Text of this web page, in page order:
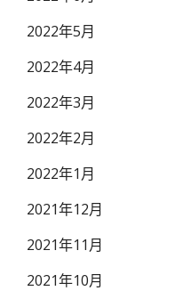
2022年5月
2022年4月
2022年3月
2022年2月
2022年1月
2021年12月
2021年11月
2021年10月